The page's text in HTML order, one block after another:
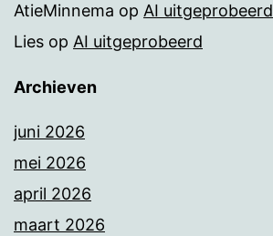
AtieMinnema op AI uitgeprobeerd
Lies op AI uitgeprobeerd
Archieven
juni 2026
mei 2026
april 2026
maart 2026